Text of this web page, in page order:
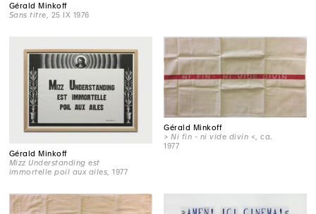
Gérald Minkoff
Sans titre , 25 IX 1976
Gérald Minkoff
Mizz Understanding est
immortelle poil aux ailes , 1977
Gérald Minkoff
> Ni fin - ni vide divin < , ca.
1977